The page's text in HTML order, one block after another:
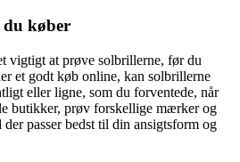
køber
vigtigt at prøve solbrillerne, før du
et godt køb online, kan solbrillerne
eller ligne, som du forventede, når
butikker, prøv forskellige mærker og
passer bedst til din ansigtsform og